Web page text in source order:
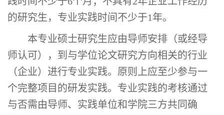
的研究生 ，专业实践时间不少于1 年。
本专业硕士研究生应由导师安排（或经导
师认可），到与学位论文研究方向相关的行业
（企业）进行专业实践。原则上应至少参与一
个完整项目的研发实践。专业实践的考核通过
与否需由导师、实践单位和学院三方共同确